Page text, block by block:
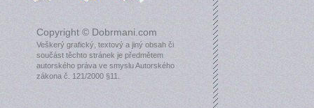
Copyright © Dobrmani.com
Veškerý grafický, textový a jiný obsah či
součást těchto stránek je předmětem
autorského práva ve smyslu Autorského
zákona č. 121/2000 §11.